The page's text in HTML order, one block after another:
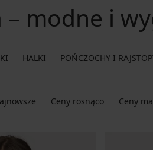
– modne i
HALKI POŃCZOCHY I
Ceny rosnąco Ceny